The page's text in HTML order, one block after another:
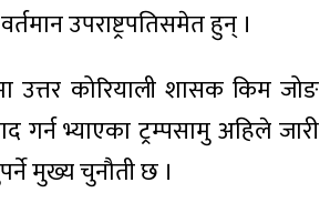
उपराष्ट्रपतिसमेत हुन् ।
उत्तर कोरियाली शासक किम जोङ
भ्याएका ट्रम्पसामु अहिले जारी
मुख्य चुनौती छ ।